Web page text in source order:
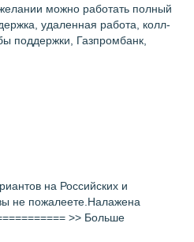
можно работать полный
удаленная работа, колл-
поддержки, Газпромбанк,
на Российских и
не пожалеете.Налажена
>> Больше